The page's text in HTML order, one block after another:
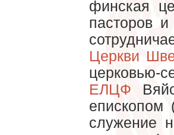
финская
пасторов
Церкви
церковью-
ЕЛЦФ
епископом
служение